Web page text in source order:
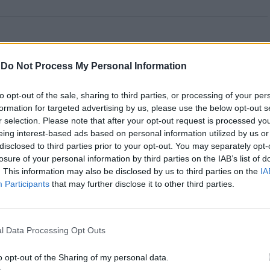
Do Not Process My Personal Information
opt-out of the sale, sharing to third parties, or processing of your
for targeted advertising by us, please use the below opt-out
selection. Please note that after your opt-out request is processed
interest-based ads based on personal information utilized by us
to third parties prior to your opt-out. You may separately
of your personal information by third parties on the IAB’s list of
This information may also be disclosed by us to third parties on the
Participants that may further disclose it to other third parties.
Data Processing Opt Outs
opt-out of the Sharing of my personal data.
investimento
imobiliária como
da Beira Interior
defende que a Beira Interior, localizada
período de “forte crescimento económico e